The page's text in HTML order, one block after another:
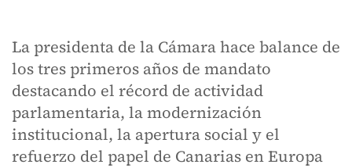
La presidenta de la Cámara hace balance de
los tres primeros años de mandato
destacando el récord de actividad
parlamentaria, la modernización
institucional, la apertura social y el
refuerzo del papel de Canarias en Europa